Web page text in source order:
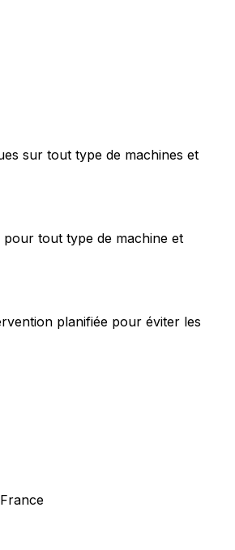
sur tout type de machines et
tout type de machine et
planifiée pour éviter les